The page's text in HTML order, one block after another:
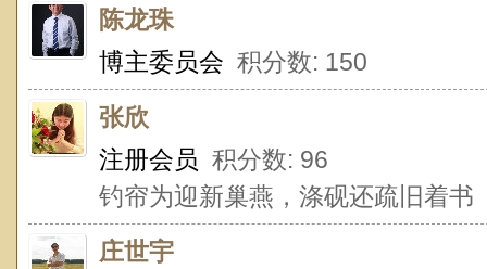
陈龙珠
博主委员会 积分数: 150
张欣
注册会员 积分数: 96
钓帘为迎新巢燕，涤砚还疏旧着书
庄世宇